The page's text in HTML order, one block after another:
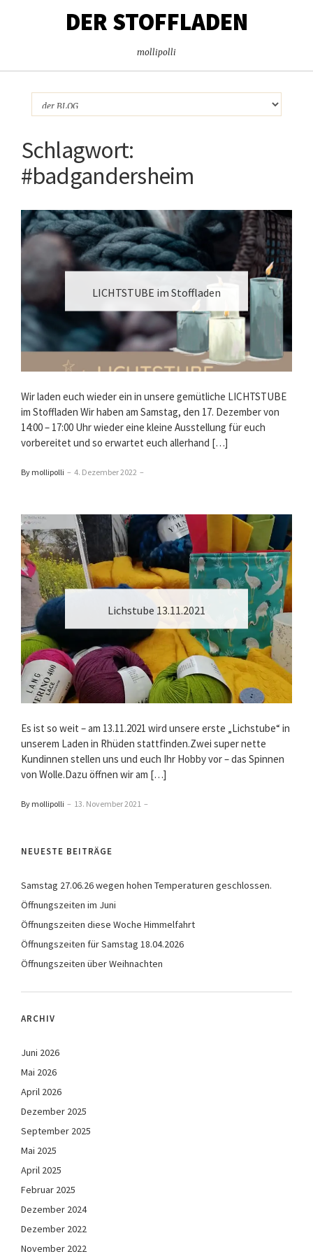
DER STOFFLADEN
mollipolli
Schlagwort:
#badgandersheim
LICHTSTUBE im Stoffladen
Wir laden euch wieder ein in unsere gemütliche LICHTSTUBE
im Stoffladen Wir haben am Samstag, den 17. Dezember von
14:00 – 17:00 Uhr wieder eine kleine Ausstellung für euch
vorbereitet und so erwartet euch allerhand […]
By mollipolli – 4. Dezember 2022 –
Lichstube 13.11.2021
Es ist so weit – am 13.11.2021 wird unsere erste „Lichstube“ in
unserem Laden in Rhüden stattfinden.Zwei super nette
Kundinnen stellen uns und euch Ihr Hobby vor – das Spinnen
von Wolle.Dazu öffnen wir am […]
By mollipolli – 13. November 2021 –
NEUESTE BEITRÄGE
Samstag 27.06.26 wegen hohen Temperaturen geschlossen.
Öffnungszeiten im Juni
Öffnungszeiten diese Woche Himmelfahrt
Öffnungszeiten für Samstag 18.04.2026
Öffnungszeiten über Weihnachten
ARCHIV
Juni 2026
Mai 2026
April 2026
Dezember 2025
September 2025
Mai 2025
April 2025
Februar 2025
Dezember 2024
Dezember 2022
November 2022